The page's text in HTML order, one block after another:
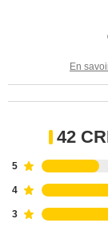
En
42
5
4
3